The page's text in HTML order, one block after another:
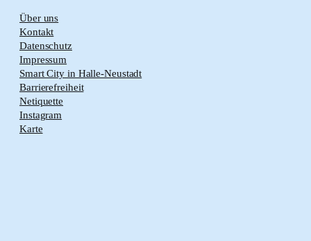
Über uns
Kontakt
Datenschutz
Impressum
Smart City in Halle-Neustadt
Barrierefreiheit
Netiquette
Instagram
Karte